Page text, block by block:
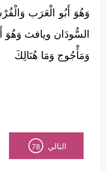
وَهُوَ أَبُو الْعَرَب
السُّودَان ويافث وَهُوَ
وَمَأْجُوج وَمَا هُنَالِكَ
التالي 78